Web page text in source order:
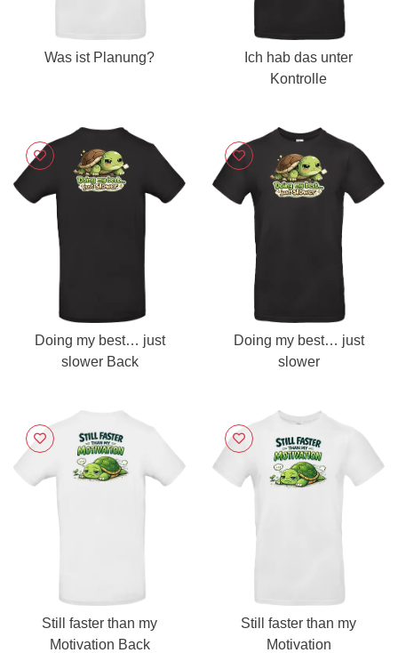
Was ist Planung?
Ich hab das unter
Kontrolle
Doing my best… just
slower Back
Doing my best… just
slower
Still faster than my
Motivation Back
Still faster than my
Motivation